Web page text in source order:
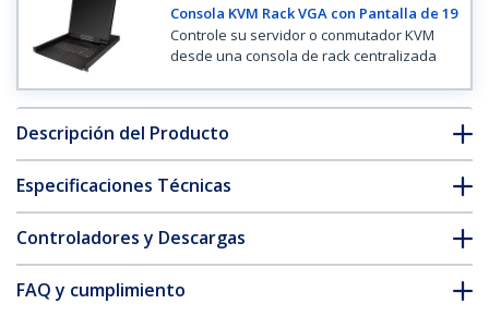
Consola KVM Rack VGA con Pantalla de 19
Controle su servidor o conmutador KVM
desde una consola de rack centralizada
Descripción del Producto
Especificaciones Técnicas
Controladores y Descargas
FAQ y cumplimiento